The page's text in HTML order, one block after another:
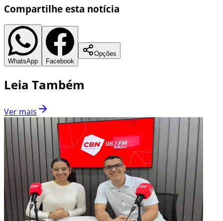
Compartilhe esta notícia
WhatsApp Facebook
Opções
Leia Também
Ver mais